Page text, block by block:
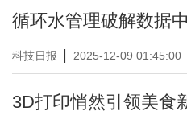
循环水管理破解数据
科技日报 2025-12-09 01:45:00
3D打印悄然引领美食